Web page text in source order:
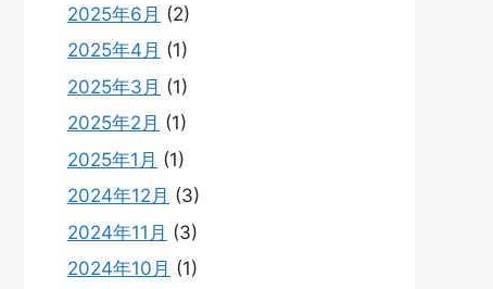
2025年6月 (2)
2025年4月 (1)
2025年3月 (1)
2025年2月 (1)
2025年1月 (1)
2024年12月 (3)
2024年11月 (3)
2024年10月 (1)